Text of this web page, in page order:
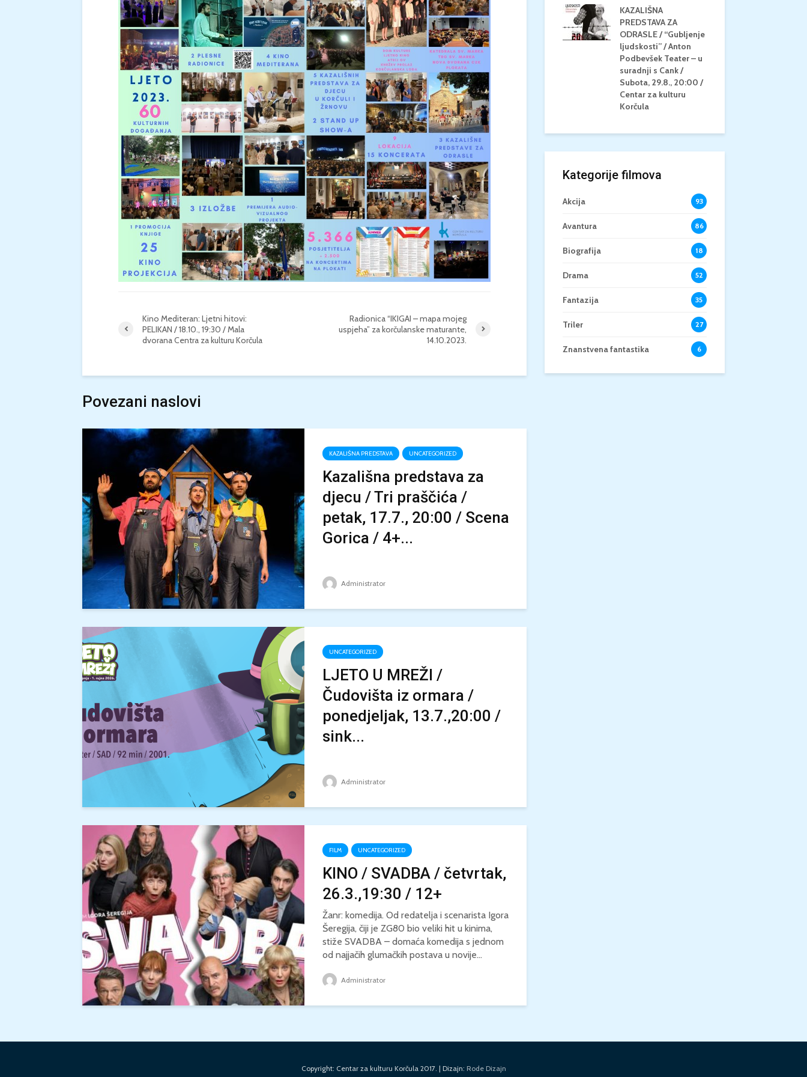
Kino Mediteran: Ljetni hitovi:
PELIKAN / 18.10., 19:30 / Mala
dvorana Centra za kulturu Korčula
Radionica “IKIGAI – mapa mojeg
uspjeha” za korčulanske maturante,
14.10.2023.
Povezani naslovi
KAZALIŠNA PREDSTAVA UNCATEGORIZED
Kazališna predstava za
djecu / Tri praščića /
petak, 17.7., 20:00 / Scena
Gorica / 4+...
Administrator
UNCATEGORIZED
LJETO U MREŽI /
Čudovišta iz ormara /
ponedjeljak, 13.7.,20:00 /
sink...
Administrator
FILM UNCATEGORIZED
KINO / SVADBA / četvrtak,
26.3.,19:30 / 12+
Žanr: komedija. Od redatelja i scenarista Igora
Šeregija, čiji je ZG80 bio veliki hit u kinima,
stiže SVADBA – domaća komedija s jednom
od najjačih glumačkih postava u novije...
Administrator
KONCERT KLASIČNE
GLAZBE / Marin Limić i
Neli Šestanović /
Utorak, 25.8., 21:00 /
Atrij Gradske vijećnice
Korčula
KINO / ICE CREAM
MAN / Četvrtak, 20.8.,
21:00 / Centar za
kulturu Korčula /15+
KAZALIŠNA
PREDSTAVA ZA
ODRASLE / “Gubljenje
ljudskosti” / Anton
Podbevšek Teater – u
suradnji s Cank /
Subota, 29.8., 20:00 /
Centar za kulturu
Korčula
Kategorije filmova
Akcija 93
Avantura 86
Biografija 18
Drama 52
Fantazija 35
Triler 27
Znanstvena fantastika 6
Copyright: Centar za kulturu Korčula 2017. | Dizajn: Rode Dizajn